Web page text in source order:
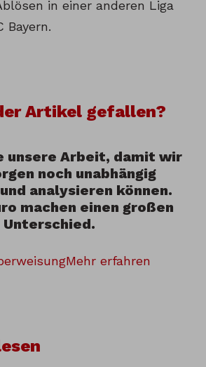
in einer anderen Liga
Bayern.
Artikel gefallen?
unsere Arbeit, damit wir
noch unabhängig
analysieren können.
machen einen großen
Unterschied.
Mehr erfahren